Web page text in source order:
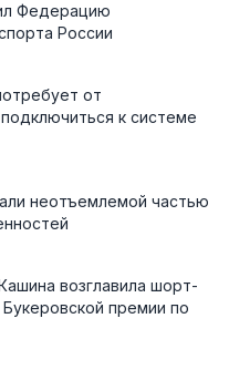
Федерацию
России
от
к системе
неотъемлемой частью
возглавила шорт-
премии по